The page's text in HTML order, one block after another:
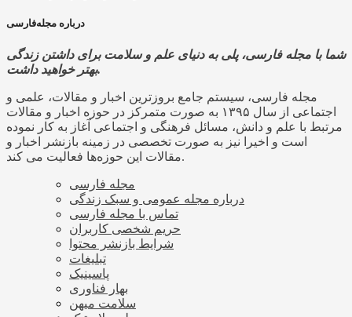
درباره مجله‌فارسی
شما با مجله فارسی، پلی به دنیای علم و سلامت برای داشتن زندگی
بهتر خواهید داشت.
مجله فارسی، سیستم جامع بروزترین اخبار و مقالات، علمی و
اجتماعی از سال ۱۳۹۵ به صورت متمرکز در حوزه اخبار و مقالات
مرتبط با علم و دانش، مسائل فرهنگی و اجتماعی آغاز به کار نموده
است و اخیرا نیز به صورت تخصصی در زمینه بازنشر اخبار و
مقالات این حوزه‌ها فعالیت می کند.
مجله فارسی
درباره مجله عمومی و سبک زندگی
تماس با مجله فارسی
حریم شخصی کاربران
شرایط بازنشر محتوا
تبلیغات
پاسینیک
بهار فناوری
سلامت میهن